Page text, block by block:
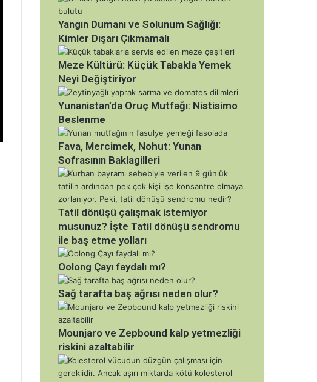
Yangın Dumanı ve Solunum Sağlığı:
Kimler Dışarı Çıkmamalı
Meze Kültürü: Küçük Tabakla Yemek
Neyi Değiştiriyor
Yunanistan’da Oruç Mutfağı: Nistisimo
Beslenme
Fava, Mercimek, Nohut: Yunan
Sofrasının Baklagilleri
Tatil dönüşü çalışmak istemiyor
musunuz? İşte Tatil dönüşü sendromu
ile baş etme yolları
Oolong Çayı faydalı mı?
Sağ tarafta baş ağrısı neden olur?
Mounjaro ve Zepbound kalp yetmezliği
riskini azaltabilir